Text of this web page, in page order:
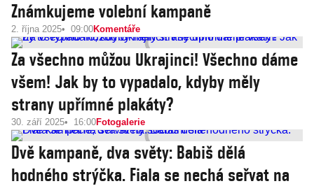
Známkujeme volební kampaně
2. října 2025 09:00Komentáře
Za všechno můžou Ukrajinci! Všechno dáme
všem! Jak by to vypadalo, kdyby měly
strany upřímné plakáty?
30. září 2025 16:00Fotogalerie
Dvě kampaně, dva světy: Babiš dělá
hodného strýčka. Fiala se nechá seřvat na